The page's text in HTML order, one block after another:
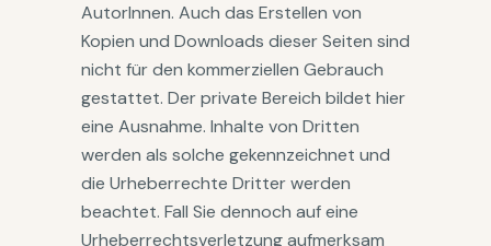
AutorInnen. Auch das Erstellen von
Kopien und Downloads dieser Seiten sind
nicht für den kommerziellen Gebrauch
gestattet. Der private Bereich bildet hier
eine Ausnahme. Inhalte von Dritten
werden als solche gekennzeichnet und
die Urheberrechte Dritter werden
beachtet. Fall Sie dennoch auf eine
Urheberrechtsverletzung aufmerksam